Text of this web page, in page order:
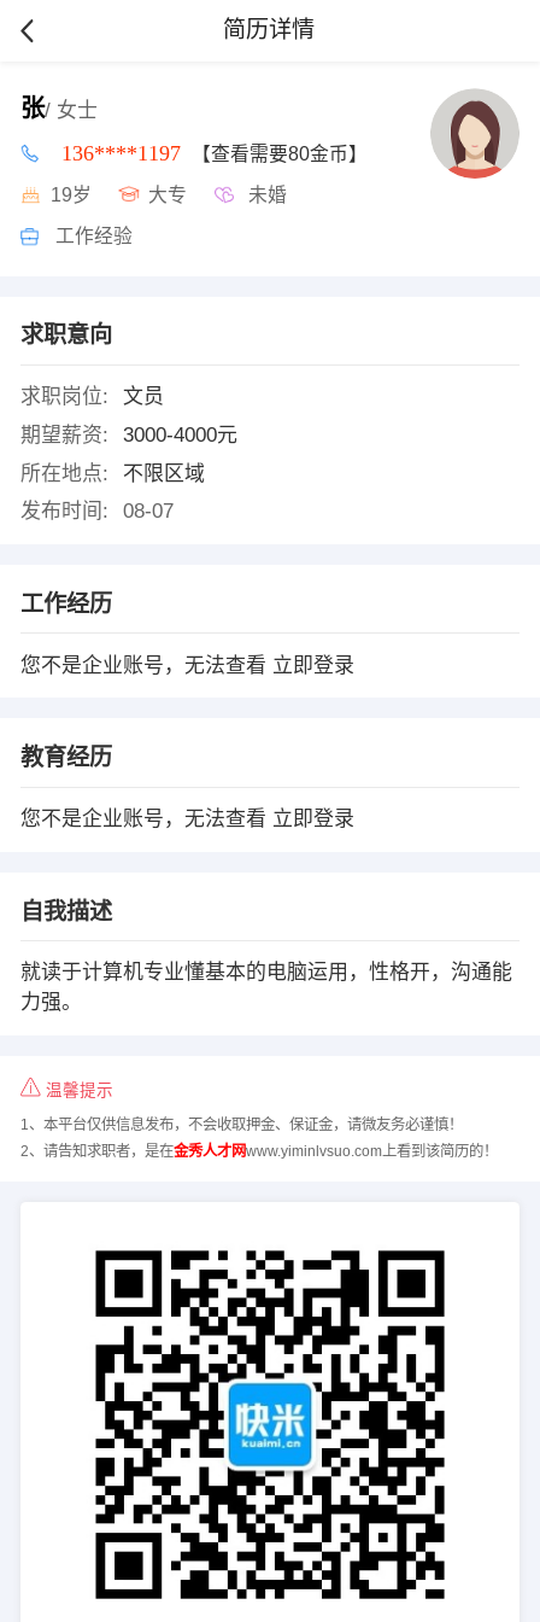
简历详情
张/ 女士
136****1197 【查看需要80金币】
19岁 大专 未婚
工作经验
求职意向
求职岗位:
文员
期望薪资:
3000-4000元
所在地点:
不限区域
发布时间:
08-07
工作经历
您不是企业账号，无法查看 立即登录
教育经历
您不是企业账号，无法查看 立即登录
自我描述
就读于计算机专业懂基本的电脑运用，性格开，沟通能
力强。
温馨提示
1、本平台仅供信息发布，不会收取押金、保证金，请微友务必谨慎！
2、请告知求职者，是在金秀人才网www.yiminlvsuo.com上看到该简历的！